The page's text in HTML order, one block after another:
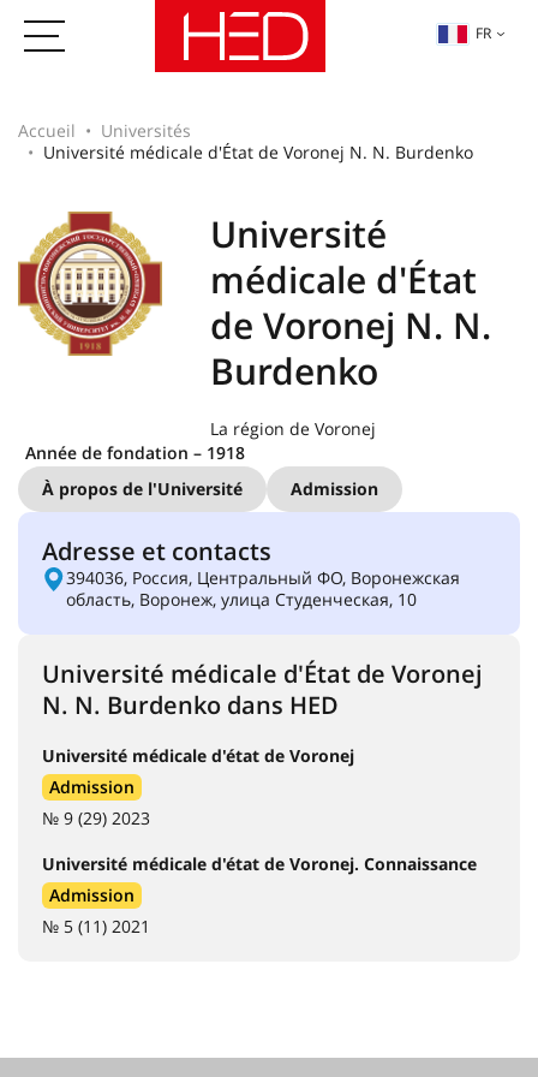
FR
Accueil
Universités
Université médicale d'État de Voronej N. N. Burdenko
Université
médicale d'État
de Voronej N. N.
Burdenko
La région de Voronej
Année de fondation – 1918
À propos de l'Université
Admission
Adresse et contacts
394036, Россия, Центральный ФО, Воронежская
область, Воронеж, улица Студенческая, 10
Université médicale d'État de Voronej
N. N. Burdenko dans HED
Université médicale d'état de Voronej
Admission
№ 9 (29) 2023
Université médicale d'état de Voronej. Connaissance
Admission
№ 5 (11) 2021